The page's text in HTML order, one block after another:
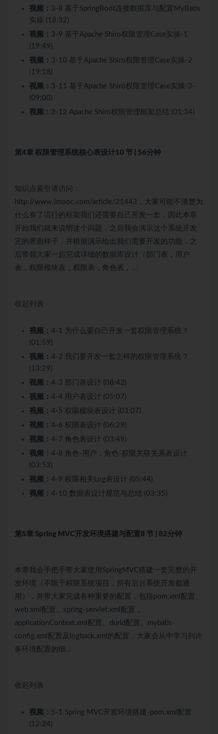
视频： 3-8 基于SpringBoot连接数据库与配置MyBatis
实操 (18:32)
视频： 3-9 基于Apache Shiro权限管理Case实操-1
(19:49)
视频： 3-10 基于Apache Shiro权限管理Case实操-2
(19:18)
视频： 3-11 基于Apache Shiro权限管理Case实操-3-
(09:00)
视频： 3-12 Apache Shiro权限管理框架总结 (01:34)
第4章 权限管理系统核心表设计10 节 | 56分钟
知识点索引请访问：
http://www.imooc.com/article/21443，大家可能不清楚为
什么有了流行的框架我们还需要自己开发一套，因此本章
开始我们就来说明这个问题，之后我会演示这个系统开发
完的界面样子，并根据演示给出我们需要开发的功能，之
后带领大家一起完成详细的数据库设计（部门表，用户
表，权限模块表，权限表，角色表，…
收起列表
视频： 4-1 为什么要自己开发一套权限管理系统？
(01:59)
视频： 4-2 我们要开发一套怎样的权限管理系统？
(13:29)
视频： 4-3 部门表设计 (08:42)
视频： 4-4 用户表设计 (05:07)
视频： 4-5 权限模块表设计 (03:07)
视频： 4-6 权限表设计 (06:29)
视频： 4-7 角色表设计 (03:49)
视频： 4-8 角色-用户，角色-权限关联关系表设计
(03:53)
视频： 4-9 权限相关Log表设计 (05:44)
视频： 4-10 数据表设计规范与总结 (03:35)
第5章 Spring MVC开发环境搭建与配置8 节 | 82分钟
本章我会手把手带大家使用SpringMVC搭建一套完整的开
发环境（不限于权限系统项目，所有后台系统开发都通
用），并带大家完成各种重要的配置，包括pom.xml配置、
web.xml配置、spring-servlet.xml配置，
applicationContext.xml配置、durid配置、mybatis-
config.xml配置及logback.xml的配置，大家会从中学习到许
多环境配置的细…
收起列表
视频： 5-1 Spring MVC开发环境搭建-pom.xml配置
(12:24)